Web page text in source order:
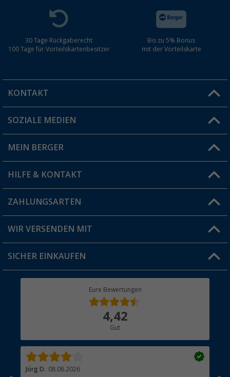
30 Tage Rückgaberecht
100 Tage für Vorteilskartenbesitzer
Bis zu 5% Bonus
mit der Vorteilskarte
KONTAKT
Du hast eine Frage?
Filiale finden
SOZIALE MEDIEN
MEIN BERGER
Vorteilskarte
Blog
Jobs & Karriere
HILFE & KONTAKT
FAQ & Kontakt
Versandinformationen
Rücksendung
ZAHLUNGSARTEN
WIR VERSENDEN MIT
SICHER EINKAUFEN
Eure Bewertungen
4,42
Gut
Jörg D. 08.08.2026